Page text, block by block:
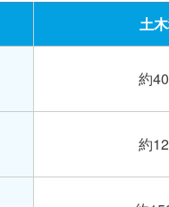
土
約
約